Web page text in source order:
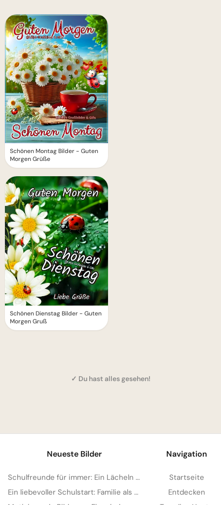
Schönen Montag Bilder - Guten
Morgen Grüße
Schönen Dienstag Bilder - Guten
Morgen Gruß
✓ Du hast alles gesehen!
Neueste Bilder
Schulfreunde für immer: Ein Lächeln für Instagram & den Neustart!
Ein liebevoller Schulstart: Familie als starker Anker für Facebook
Navigation
Startseite
Entdecken